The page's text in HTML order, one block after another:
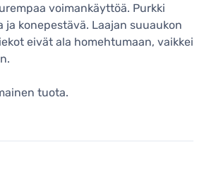
voimankäyttöä. Purkki
ja konepestävä. Laajan suuaukon
eivät ala homehtumaan, vaikkei
tuota.